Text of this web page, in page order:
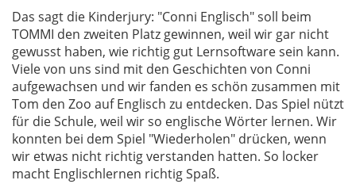
Das sagt die Kinderjury: "Conni Englisch" soll beim
TOMMI den zweiten Platz gewinnen, weil wir gar nicht
gewusst haben, wie richtig gut Lernsoftware sein kann.
Viele von uns sind mit den Geschichten von Conni
aufgewachsen und wir fanden es schön zusammen mit
Tom den Zoo auf Englisch zu entdecken. Das Spiel nützt
für die Schule, weil wir so englische Wörter lernen. Wir
konnten bei dem Spiel "Wiederholen" drücken, wenn
wir etwas nicht richtig verstanden hatten. So locker
macht Englischlernen richtig Spaß.